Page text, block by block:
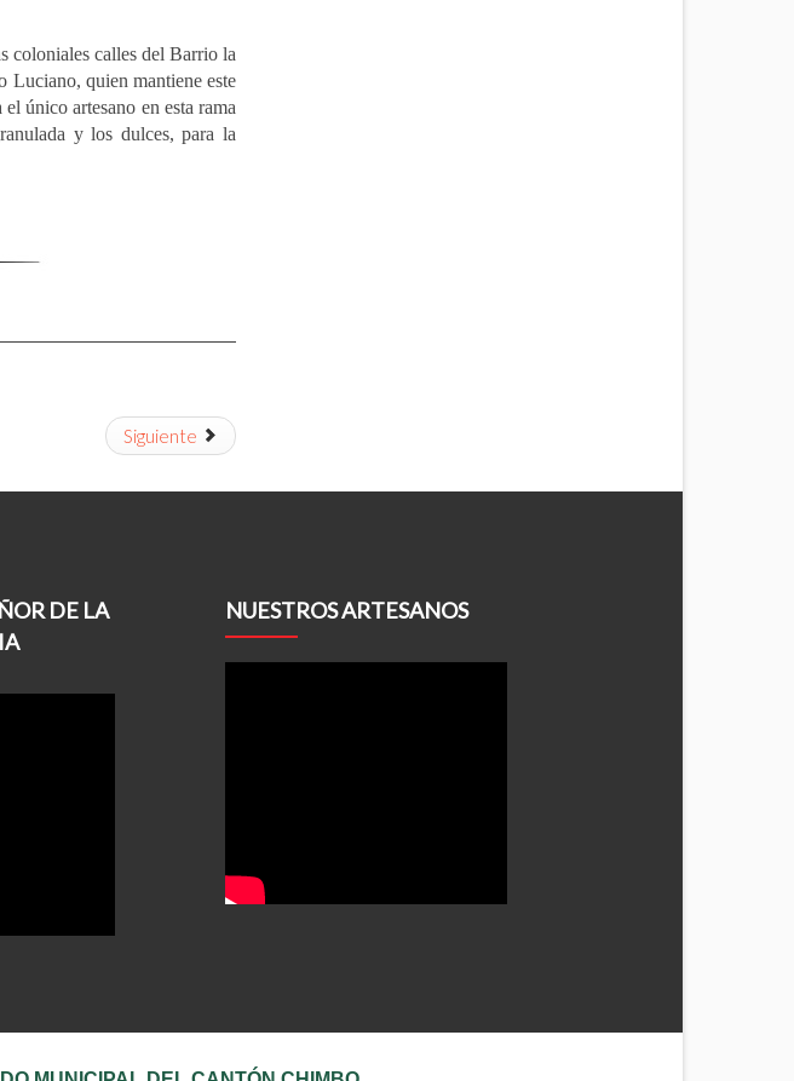
coloniales calles del Barrio la
Luciano, quien mantiene este
único artesano en esta rama
y los dulces, para la
Siguiente
DE LA
NUESTROS ARTESANOS